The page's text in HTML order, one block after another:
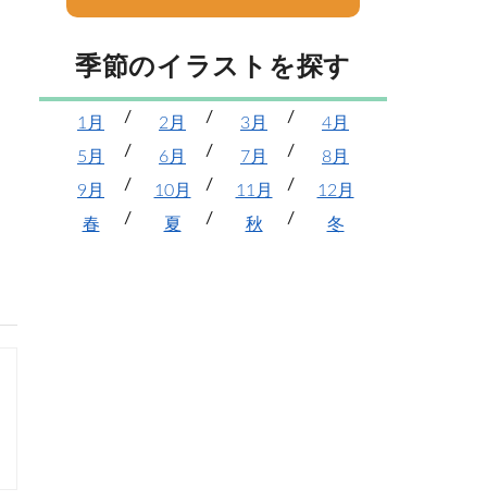
季節のイラストを探す
1月 2月 3月
4月
5月
6月 7月
8月
9月
10月 11月
12月
春
夏 秋 冬